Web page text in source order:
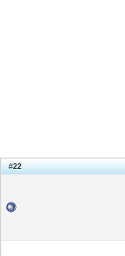
22